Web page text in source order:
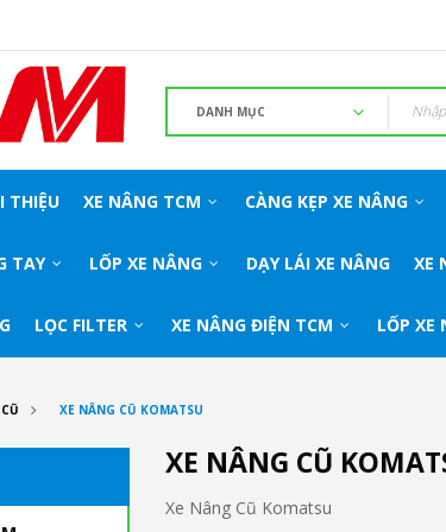
THIỆU XE NÂNG TCM CÀNG KẸP XE NÂNG
TAY LỐP XE NÂNG DẠY LÁI XE NÂNG XE
LỌC FILTER XE NÂNG ĐIỆN TCM LỐP XE
XE NÂNG CŨ KOMATSU
XE NÂNG CŨ
Xe Nâng Cũ Komatsu